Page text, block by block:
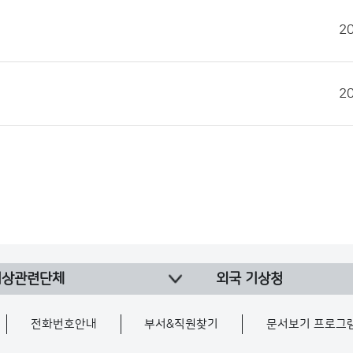
관련단체 외국 기상청
전화번호안내 부서&직원찾기 문서보기 프로그